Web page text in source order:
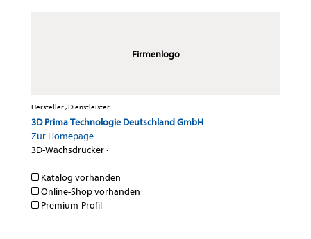
Firmenlogo
Hersteller , Dienstleister
3D Prima Technologie Deutschland GmbH
Zur Homepage
3D-Wachsdrucker·
Katalog vorhanden
Online-Shop vorhanden
Premium-Profil